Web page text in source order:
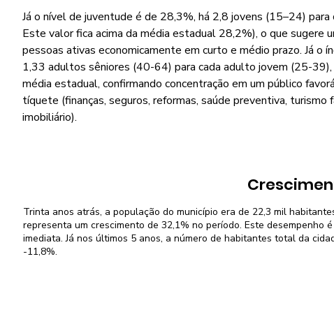
Já o nível de juventude é de 28,3%, há 2,8 jovens (15–24)
Este valor fica acima da média estadual 28,2%), o que sugere
pessoas ativas economicamente em curto e médio prazo. Já o
1,33 adultos sêniores (40-64) para cada adulto jovem (25-
média estadual, confirmando concentração em um público
tíquete (finanças, seguros, reformas, saúde preventiva, turismo
imobiliário).
Trinta anos atrás, a população do município era de 22,3 mil
representa um crescimento de 32,1% no período. Este desempenho
imediata. Já nos últimos 5 anos, a número de habitantes total da
-11,8%.